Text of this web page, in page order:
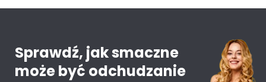
Sprawdź, jak smaczne
może być odchudzanie